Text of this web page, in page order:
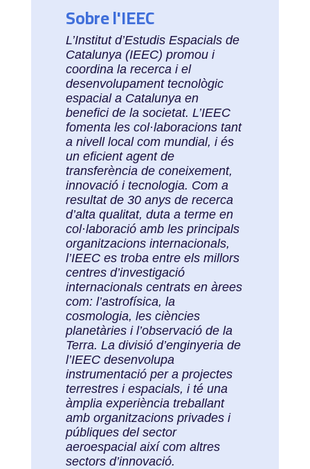
Sobre l'IEEC
L’Institut d’Estudis Espacials de
Catalunya (IEEC) promou i
coordina la recerca i el
desenvolupament tecnològic
espacial a Catalunya en
benefici de la societat. L’IEEC
fomenta les col·laboracions tant
a nivell local com mundial, i és
un eficient agent de
transferència de coneixement,
innovació i tecnologia. Com a
resultat de 30 anys de recerca
d’alta qualitat, duta a terme en
col·laboració amb les principals
organitzacions internacionals,
l’IEEC es troba entre els millors
centres d’investigació
internacionals centrats en àrees
com: l’astrofísica, la
cosmologia, les ciències
planetàries i l’observació de la
Terra. La divisió d’enginyeria de
l’IEEC desenvolupa
instrumentació per a projectes
terrestres i espacials, i té una
àmplia experiència treballant
amb organitzacions privades i
públiques del sector
aeroespacial així com altres
sectors d’innovació.